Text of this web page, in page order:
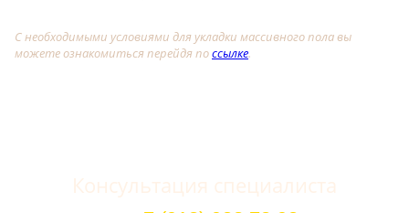
С необходимыми условиями для укладки массивного пола вы
можете ознакомиться перейдя поссылке.
Консультация специалиста